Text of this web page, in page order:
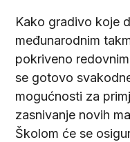
Kako gradivo koje
međunarodnim
pokriveno
se gotovo
mogućnosti za
zasnivanje novih
Školom će se